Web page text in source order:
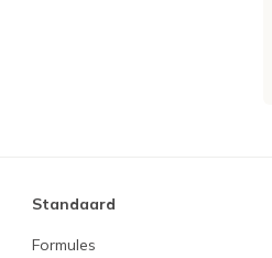
Standaard
Formules